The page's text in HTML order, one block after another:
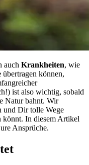
auch Krankheiten, wie
übertragen können,
ist also wichtig, sobald
Natur bahnt. Wir
und Dir tolle Wege
könnt. In diesem Artikel
Ansprüche.